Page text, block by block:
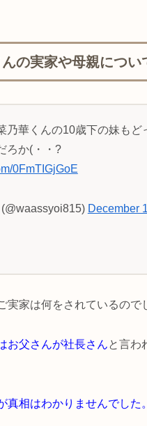
の実家や母親につい
乃華くんの10歳下の妹もど
ろか(・・?
0FmTIGjGoE
December
実家は何をされているので
お父さんが社長さんと言わ
真相はわかりませんでした。